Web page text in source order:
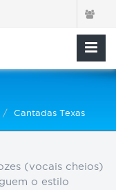
Cantadas Texas
(vocais cheios)
o estilo